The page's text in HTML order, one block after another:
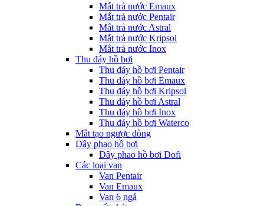
Mắt trả nước Emaux
Mắt trả nước Pentair
Mắt trả nước Astral
Mắt trả nước Kripsol
Mắt trả nước Inox
Thu đáy hồ bơi
Thu đáy hồ bơi Pentair
Thu đáy hồ bơi Emaux
Thu đáy hồ bơi Kripsol
Thu đáy hồ bơi Astral
Thu đáy hồ bơi Inox
Thu đáy hồ bơi Waterco
Mắt tạo ngược dòng
Dây phao hồ bơi
Dây phao hồ bơi Dofi
Các loại van
Van Pentair
Van Emaux
Van 6 ngả